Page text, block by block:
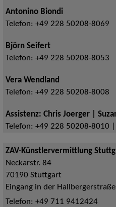
Antonino Biondi
Telefon: +49 228 50208-8069
Björn Seifert
Telefon: +49 228 50208-8053
Vera Wendland
Telefon: +49 228 50208-8008
Assistenz: Chris Joerger |
Telefon: +49 228 50208-8010
ZAV-Künstlervermittlung
Neckarstr. 84
70190 Stuttgart
Eingang in der
Telefon: +49 711 9412424